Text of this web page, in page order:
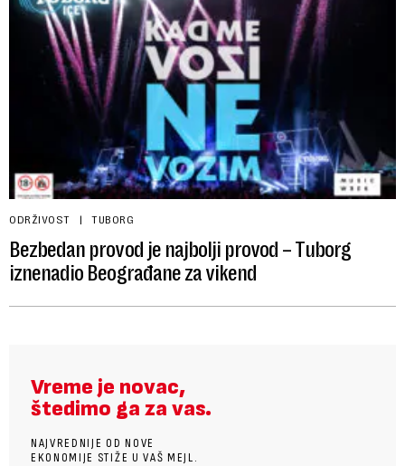
ODRŽIVOST TUBORG
Bezbedan provod je najbolji provod – Tuborg
iznenadio Beograđane za vikend
Vreme je novac,
štedimo ga za vas.
NAJVREDNIJE OD NOVE
EKONOMIJE STIŽE U VAŠ MEJL.